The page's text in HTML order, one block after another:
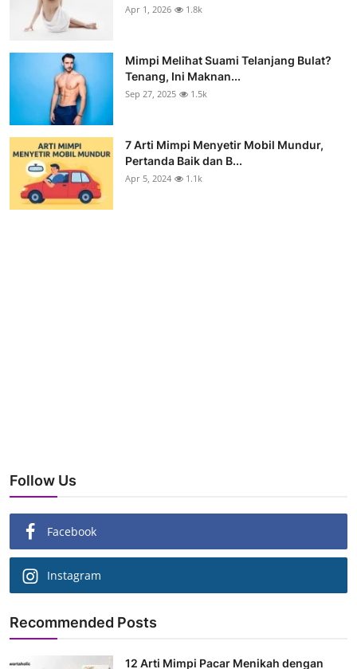
Apr 1, 2026 1.8k
Mimpi Melihat Suami Telanjang Bulat?
Tenang, Ini Maknan...
Sep 27, 2025 1.5k
7 Arti Mimpi Menyetir Mobil Mundur,
Pertanda Baik dan B...
Apr 5, 2024 1.1k
Follow Us
Facebook
Instagram
Recommended Posts
12 Arti Mimpi Pacar Menikah dengan